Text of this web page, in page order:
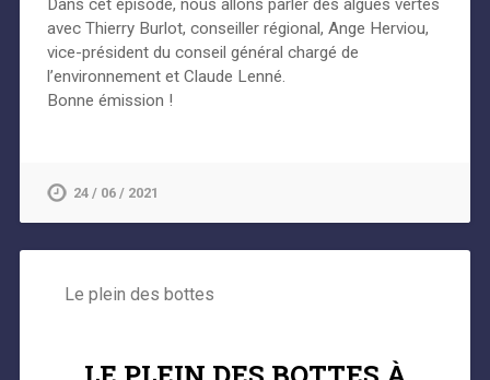
Dans cet épisode, nous allons parler des algues vertes
avec Thierry Burlot, conseiller régional, Ange Herviou,
vice-président du conseil général chargé de
l’environnement et Claude Lenné.
Bonne émission !
24 / 06 / 2021
Le plein des bottes